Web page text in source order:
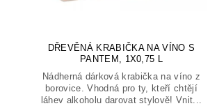
DŘEVĚNÁ KRABIČKA NA VÍNO S
PANTEM, 1X0,75 L
Nádherná dárková krabička na víno z
borovice. Vhodná pro ty, kteří chtějí
láhev alkoholu darovat stylově! Vnit...